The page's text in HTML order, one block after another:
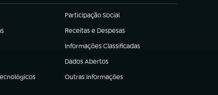
Participação Social
(abre em nova aba)
Receitas e Despesas
(abre em nova aba)
Informações Classificadas
(abre em nova aba)
Dados Abertos
(abre em nova aba)
Outras Informações
(abre em nova aba)